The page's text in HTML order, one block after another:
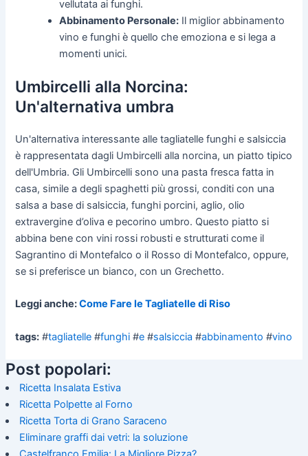
vellutata ai funghi.
Abbinamento Personale: Il miglior abbinamento
vino e funghi è quello che emoziona e si lega a
momenti unici.
Umbircelli alla Norcina:
Un'alternativa umbra
Un'alternativa interessante alle tagliatelle funghi e salsiccia
è rappresentata dagli Umbircelli alla norcina, un piatto tipico
dell'Umbria. Gli Umbircelli sono una pasta fresca fatta in
casa, simile a degli spaghetti più grossi, conditi con una
salsa a base di salsiccia, funghi porcini, aglio, olio
extravergine d’oliva e pecorino umbro. Questo piatto si
abbina bene con vini rossi robusti e strutturati come il
Sagrantino di Montefalco o il Rosso di Montefalco, oppure,
se si preferisce un bianco, con un Grechetto.
Leggi anche:Come Fare le Tagliatelle di Riso
tags: #tagliatelle #funghi #e #salsiccia #abbinamento #vino
Post popolari:
Ricetta Insalata Estiva
Ricetta Polpette al Forno
Ricetta Torta di Grano Saraceno
Eliminare graffi dai vetri: la soluzione